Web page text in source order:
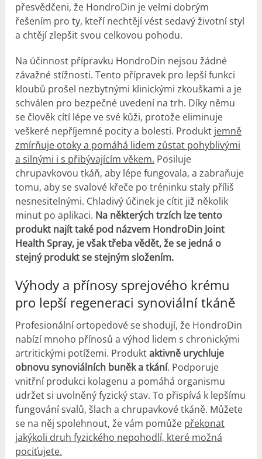
přesvědčeni, že HondroDin je velmi dobrým
řešením pro ty, kteří nechtějí vést sedavý životní styl
a chtějí zlepšit svou celkovou pohodu.
Na účinnost přípravku HondroDin nejsou žádné
závažné stížnosti. Tento přípravek pro lepší funkci
kloubů prošel nezbytnými klinickými zkouškami a je
schválen pro bezpečné uvedení na trh. Díky němu
se člověk cítí lépe ve své kůži, protože eliminuje
veškeré nepříjemné pocity a bolesti. Produkt jemně
zmírňuje otoky a pomáhá lidem zůstat pohyblivými
a silnými i s přibývajícím věkem. Posiluje
chrupavkovou tkáň, aby lépe fungovala, a zabraňuje
tomu, aby se svalové křeče po tréninku staly příliš
nesnesitelnými. Chladivý účinek je cítit již několik
minut po aplikaci. Na některých trzích lze tento
produkt najít také pod názvem HondroDin Joint
Health Spray, je však třeba vědět, že se jedná o
stejný produkt se stejným složením.
Výhody a přínosy sprejového krému
pro lepší regeneraci synoviální tkáně
Profesionální ortopedové se shodují, že HondroDin
nabízí mnoho přínosů a výhod lidem s chronickými
artritickými potížemi. Produktaktivně urychluje
obnovu synoviálních buněk a tkání. Podporuje
vnitřní produkci kolagenu a pomáhá organismu
udržet si uvolněný fyzický stav. To přispívá k lepšímu
fungování svalů, šlach a chrupavkové tkáně. Můžete
se na něj spolehnout, že vám pomůže překonat
jakýkoli druh fyzického nepohodlí, které možná
pociťujete.